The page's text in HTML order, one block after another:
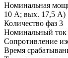
Номинальная
10 А; вых. 17,5 А)
Количество фаз 3
Номинальный
Сопротивление
Время